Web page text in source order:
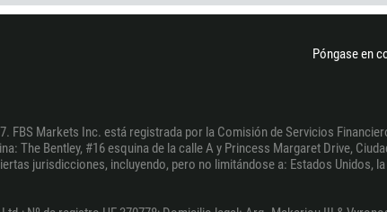
Póngase en
FBS Markets Inc. está registrada por la Comisión de Servicios
The Bentley, #16 esquina de la calle A y Princess Margaret Drive,
jurisdicciones, incluyendo, pero no limitándose a: Estados Unidos, la
501
387
267